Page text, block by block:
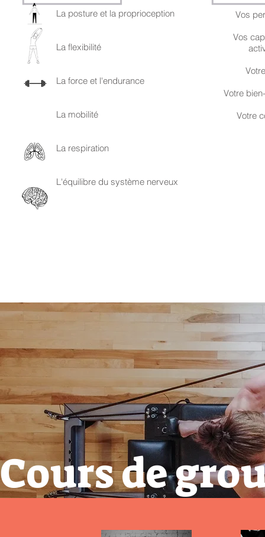
La posture et la proprioception
La flexibilité
La force et l'endurance
La mobilité
La respiration
L'équilibre du système nerveux
Vos
Vos
Votre
Votre
Cours de